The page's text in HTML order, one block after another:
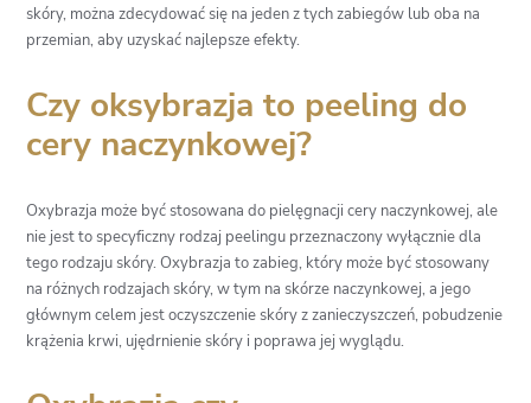
skóry, można zdecydować się na jeden z tych zabiegów lub oba na
przemian, aby uzyskać najlepsze efekty.
Czy oksybrazja to peeling do
cery naczynkowej?
Oxybrazja może być stosowana do pielęgnacji cery naczynkowej, ale
nie jest to specyficzny rodzaj peelingu przeznaczony wyłącznie dla
tego rodzaju skóry. Oxybrazja to zabieg, który może być stosowany
na różnych rodzajach skóry, w tym na skórze naczynkowej, a jego
głównym celem jest oczyszczenie skóry z zanieczyszczeń, pobudzenie
krążenia krwi, ujędrnienie skóry i poprawa jej wyglądu.